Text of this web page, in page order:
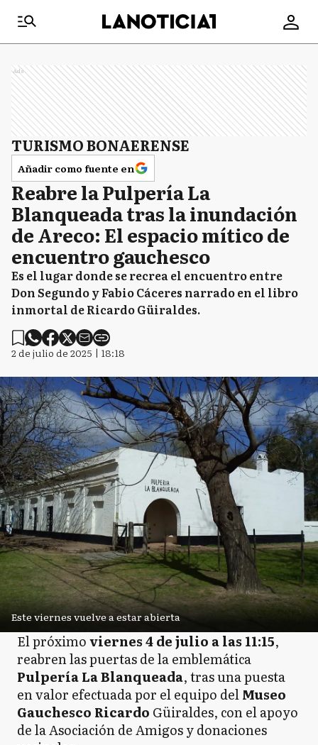
Ads
TURISMO BONAERENSE
Añadir como fuente en
Reabre la Pulpería La
Blanqueada tras la inundación
de Areco: El espacio mítico de
encuentro gauchesco
Es el lugar donde se recrea el encuentro entre
Don Segundo y Fabio Cáceres narrado en el libro
inmortal de Ricardo Güiraldes.
2 de julio de 2025 | 18:18
Este viernes vuelve a estar abierta
El próximoviernes 4 de julio a las 11:15,
reabren las puertas de la emblemática
Pulpería La Blanqueada, tras una puesta
en valor efectuada por el equipo delMuseo
Gauchesco Ricardo Güiraldes, con el apoyo
de la Asociación de Amigos y donaciones